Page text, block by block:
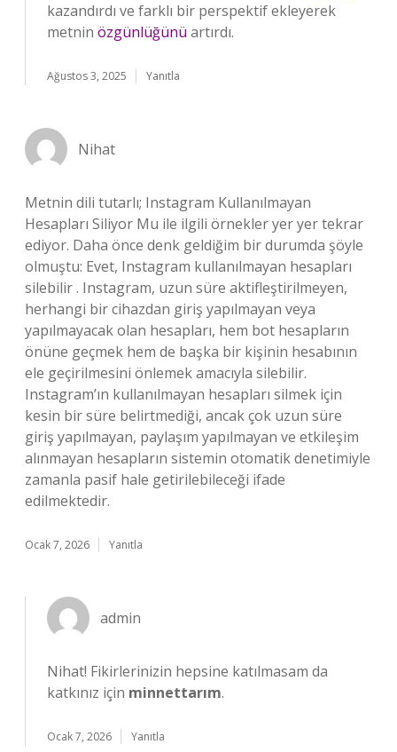
kazandırdı ve farklı bir perspektif ekleyerek
metnin özgünlüğünü artırdı.
Ağustos 3, 2025 Yanıtla
Nihat
Metnin dili tutarlı; Instagram Kullanılmayan
Hesapları Siliyor Mu ile ilgili örnekler yer yer tekrar
ediyor. Daha önce denk geldiğim bir durumda şöyle
olmuştu: Evet, Instagram kullanılmayan hesapları
silebilir . Instagram, uzun süre aktifleştirilmeyen,
herhangi bir cihazdan giriş yapılmayan veya
yapılmayacak olan hesapları, hem bot hesapların
önüne geçmek hem de başka bir kişinin hesabının
ele geçirilmesini önlemek amacıyla silebilir.
Instagram’ın kullanılmayan hesapları silmek için
kesin bir süre belirtmediği, ancak çok uzun süre
giriş yapılmayan, paylaşım yapılmayan ve etkileşim
alınmayan hesapların sistemin otomatik denetimiyle
zamanla pasif hale getirilebileceği ifade
edilmektedir.
Ocak 7, 2026 Yanıtla
admin
Nihat! Fikirlerinizin hepsine katılmasam da
katkınız için minnettarım.
Ocak 7, 2026 Yanıtla